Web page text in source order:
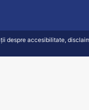
despre accesibilitate,